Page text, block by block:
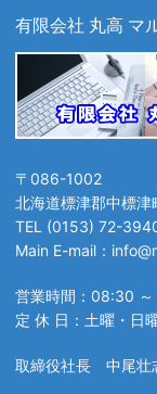
有限会社 丸高 マ
〒086-1002
北海道標津郡中標
TEL (0153) 72-
Main E-mail：
営業時間：08:30
定 休 日：土曜・日
取締役社長 中尾壮